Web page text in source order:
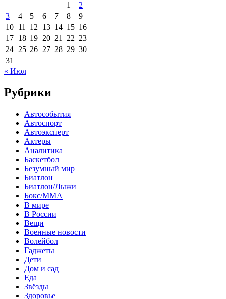
1
2
3
4 5 6 7 8
9
10 11 12 13 14 15 16
17 18 19 20 21 22 23
24 25 26 27 28 29 30
31
« Июл
Рубрики
Автособытия
Автоспорт
Автоэксперт
Актеры
Аналитика
Баскетбол
Безумный мир
Биатлон
Биатлон/Лыжи
Бокс/MMA
В мире
В России
Вещи
Военные новости
Волейбол
Гаджеты
Дети
Дом и сад
Еда
Звёзды
Здоровье